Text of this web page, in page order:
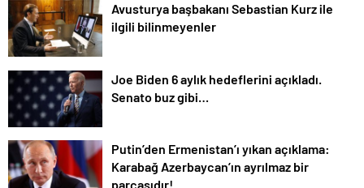
Avusturya başbakanı Sebastian Kurz ile
ilgili bilinmeyenler
Joe Biden 6 aylık hedeflerini açıkladı.
Senato buz gibi…
Putin’den Ermenistan’ı yıkan açıklama:
Karabağ Azerbaycan’ın ayrılmaz bir
parçasıdır!